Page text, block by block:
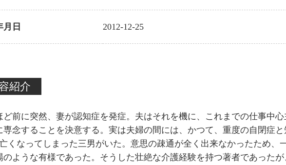
月日 2012-12-25
紹介
ど前に突然、妻が認知症を発症。夫はそれを機に、これまでの仕事中
専念することを決意する。実は夫婦の間には、かつて、重度の自閉症
くなってしまった三男がいた。意思の疎通が全く出来なかったため、
のような有様であった。そうした壮絶な介護経験を持つ著者であった